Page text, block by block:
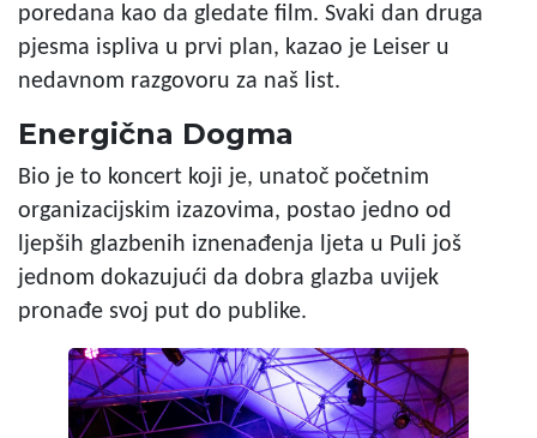
poredana kao da gledate film. Svaki dan druga
pjesma ispliva u prvi plan, kazao je Leiser u
nedavnom razgovoru za naš list.
Energična Dogma
Bio je to koncert koji je, unatoč početnim
organizacijskim izazovima, postao jedno od
ljepših glazbenih iznenađenja ljeta u Puli još
jednom dokazujući da dobra glazba uvijek
pronađe svoj put do publike.